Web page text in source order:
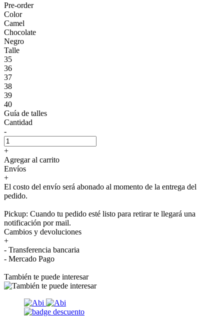
Pre-order
Color
Camel
Chocolate
Negro
Talle
35
36
37
38
39
40
Guía de talles
Cantidad
-
+
Agregar al carrito
Envíos
+
El costo del envío será abonado al momento de la entrega del
pedido.
Pickup: Cuando tu pedido esté listo para retirar te llegará una
notificación por mail.
Cambios y devoluciones
+
- Transferencia bancaria
- Mercado Pago
También te puede interesar